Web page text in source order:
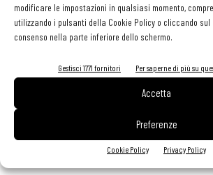
modificare le impostazioni in qualsiasi momento,
utilizzando i pulsanti della Cookie Policy o cliccando
consenso nella parte inferiore dello schermo.
Gestisci 1771 fornitori Per saperne di più su
Accetta
Preferenze
Cookie Policy Privacy Policy
Quintessenz, Chardonnay Alto
Kaltern